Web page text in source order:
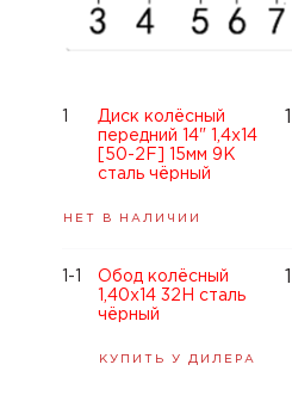
Диск колёсный
передний 14" 1,4x14
[50-2F] 15мм 9K
сталь чёрный
1
НЕТ В НАЛИЧИИ
Обод колёсный
1,40x14 32H сталь
чёрный
1
КУПИТЬ У ДИЛЕРА
1-1